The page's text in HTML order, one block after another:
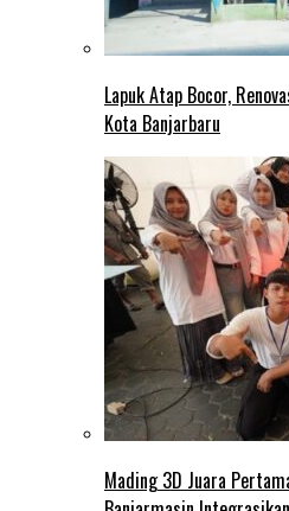
Lapuk Atap Bocor,
Kota Banjarbaru
Mading 3D Juara